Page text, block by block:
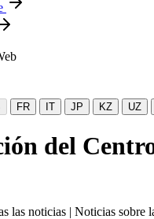
FR IT JP KZ UZ
del
las noticias | Noticias sobre